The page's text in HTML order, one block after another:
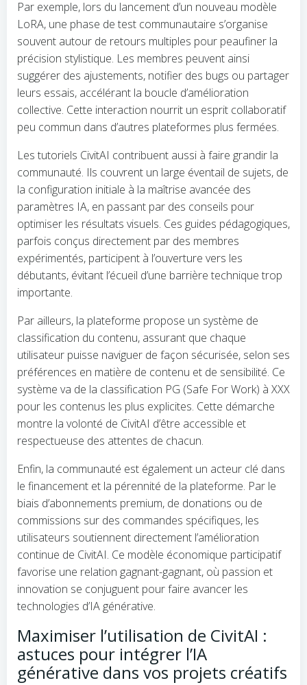
Par exemple, lors du lancement d’un nouveau modèle
LoRA, une phase de test communautaire s’organise
souvent autour de retours multiples pour peaufiner la
précision stylistique. Les membres peuvent ainsi
suggérer des ajustements, notifier des bugs ou partager
leurs essais, accélérant la boucle d’amélioration
collective. Cette interaction nourrit un esprit collaboratif
peu commun dans d’autres plateformes plus fermées.
Les tutoriels CivitAI contribuent aussi à faire grandir la
communauté. Ils couvrent un large éventail de sujets, de
la configuration initiale à la maîtrise avancée des
paramètres IA, en passant par des conseils pour
optimiser les résultats visuels. Ces guides pédagogiques,
parfois conçus directement par des membres
expérimentés, participent à l’ouverture vers les
débutants, évitant l’écueil d’une barrière technique trop
importante.
Par ailleurs, la plateforme propose un système de
classification du contenu, assurant que chaque
utilisateur puisse naviguer de façon sécurisée, selon ses
préférences en matière de contenu et de sensibilité. Ce
système va de la classification PG (Safe For Work) à XXX
pour les contenus les plus explicites. Cette démarche
montre la volonté de CivitAI d’être accessible et
respectueuse des attentes de chacun.
Enfin, la communauté est également un acteur clé dans
le financement et la pérennité de la plateforme. Par le
biais d’abonnements premium, de donations ou de
commissions sur des commandes spécifiques, les
utilisateurs soutiennent directement l’amélioration
continue de CivitAI. Ce modèle économique participatif
favorise une relation gagnant-gagnant, où passion et
innovation se conjuguent pour faire avancer les
technologies d’IA générative.
Maximiser l’utilisation de CivitAI :
astuces pour intégrer l’IA
générative dans vos projets créatifs